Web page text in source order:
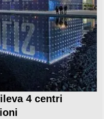
4 centri